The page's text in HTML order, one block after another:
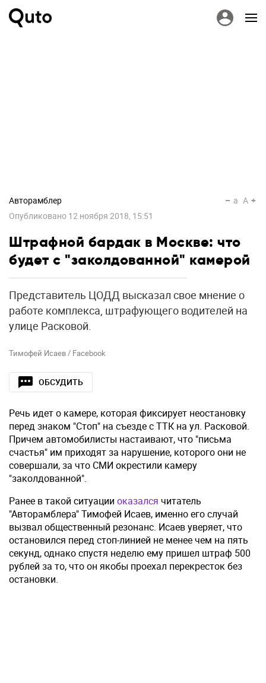
Авторамблер
Опубликовано 12 ноября 2018, 15:51
a A
Штрафной бардак в Москве: что
будет с "заколдованной" камерой
Представитель ЦОДД высказал свое мнение о
работе комплекса, штрафующего водителей на
улице Расковой.
Тимофей Исаев / Facebook
ОБСУДИТЬ
Речь идет о камере, которая фиксирует неостановку
перед знаком "Стоп" на съезде с ТТК на ул. Расковой.
Причем автомобилисты настаивают, что "письма
счастья" им приходят за нарушение, которого они не
совершали, за что СМИ окрестили камеру
"заколдованной".
Ранее в такой ситуации оказался читатель
"Авторамблера" Тимофей Исаев, именно его случай
вызвал общественный резонанс. Исаев уверяет, что
остановился перед стоп-линией не менее чем на пять
секунд, однако спустя неделю ему пришел штраф 500
рублей за то, что он якобы проехал перекресток без
остановки.